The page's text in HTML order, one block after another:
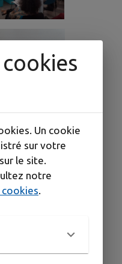
Un cookie
sur votre
le site.
notre
.